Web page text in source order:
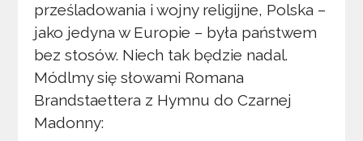
prześladowania i wojny religijne, Polska –
jako jedyna w Europie – była państwem
bez stosów. Niech tak będzie nadal.
Módlmy się słowami Romana
Brandstaettera z Hymnu do Czarnej
Madonny: